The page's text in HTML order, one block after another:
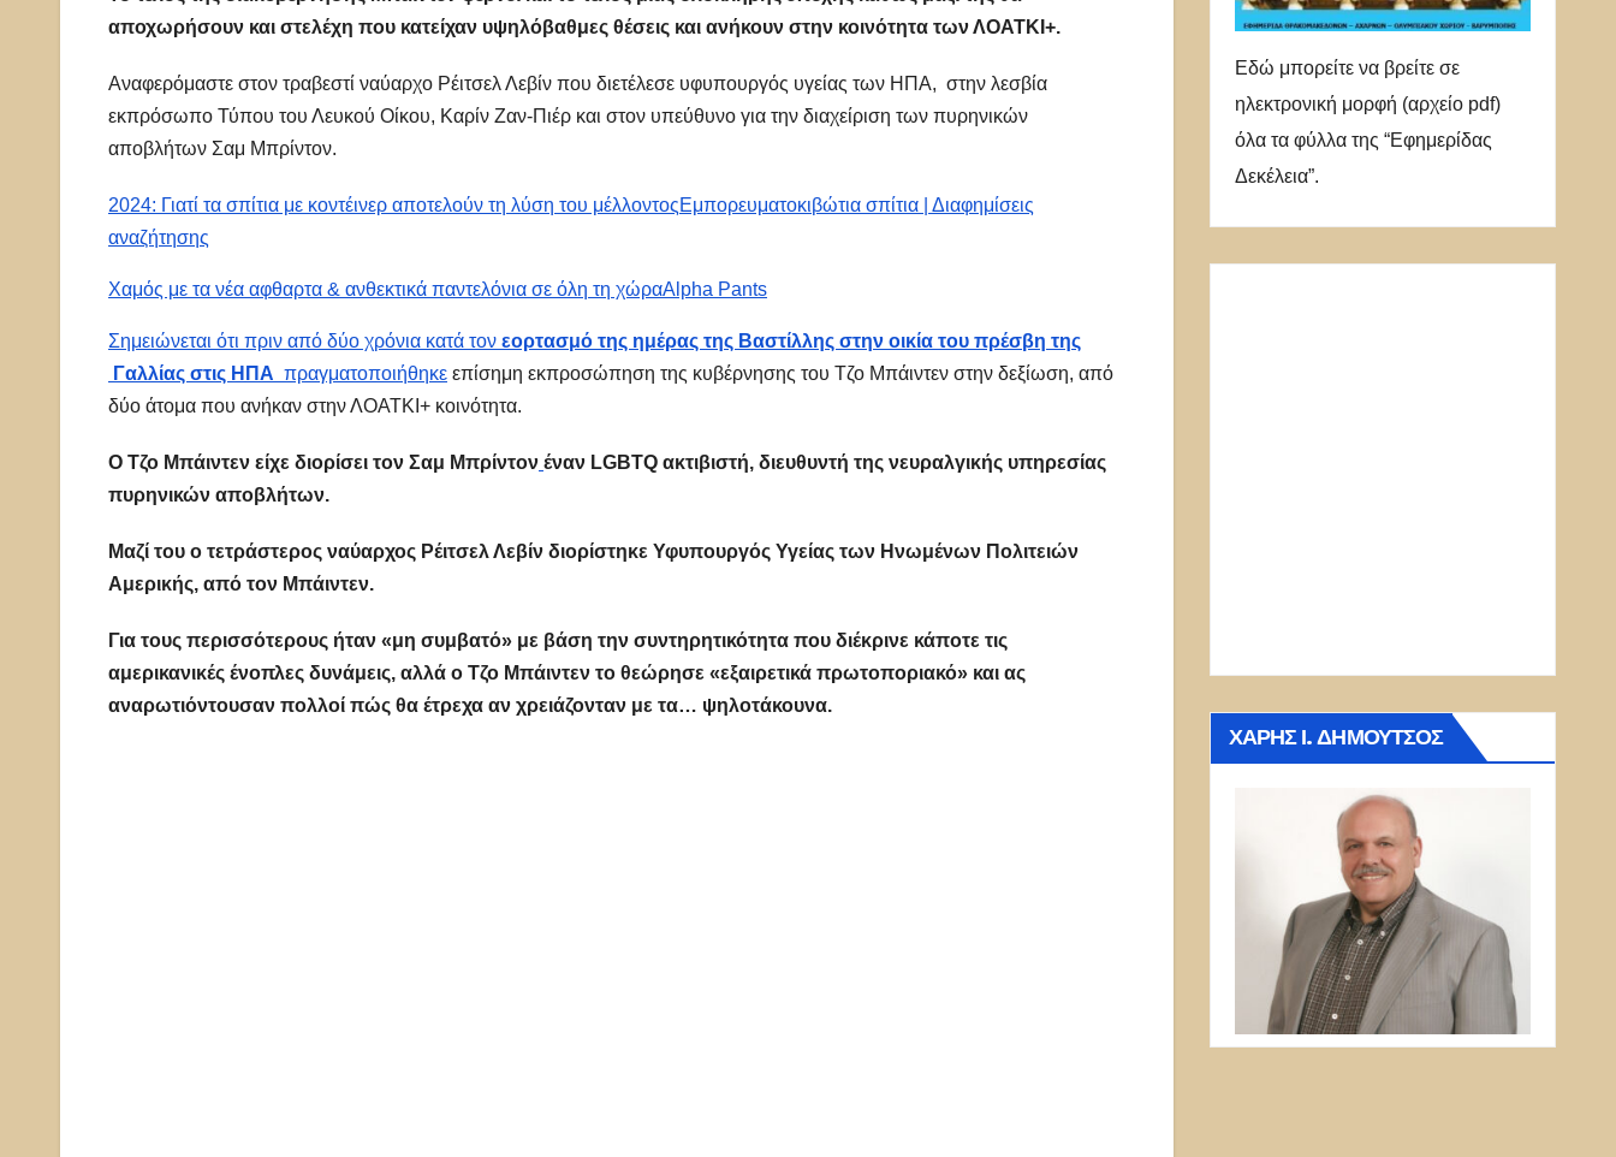
αποχωρήσουν και στελέχη που κατείχαν υψηλόβαθμες θέσεις και ανήκουν στην κοινότητα των ΛΟΑΤΚΙ+.
Αναφερόμαστε στον τραβεστί ναύαρχο Ρέιτσελ Λεβίν που διετέλεσε υφυπουργός υγείας των ΗΠΑ, στην λεσβία
εκπρόσωπο Τύπου του Λευκού Οίκου, Καρίν Ζαν-Πιέρ και στον υπεύθυνο για την διαχείριση των πυρηνικών
αποβλήτων Σαμ Μπρίντον.
2024: Γιατί τα σπίτια με κοντέινερ αποτελούν τη λύση του μέλλοντοςΕμπορευματοκιβώτια σπίτια | Διαφημίσεις
αναζήτησης
Χαμός με τα νέα αφθαρτα & ανθεκτικά παντελόνια σε όλη τη χώραAlpha Pants
Σημειώνεται ότι πριν από δύο χρόνια κατά τον εορτασμό της ημέρας της Βαστίλλης στην οικία του πρέσβη της
Γαλλίας στις ΗΠΑ πραγματοποιήθηκε επίσημη εκπροσώπηση της κυβέρνησης του Τζο Μπάιντεν στην δεξίωση, από
δύο άτομα που ανήκαν στην ΛΟΑΤΚΙ+ κοινότητα.
O Τζο Μπάιντεν είχε διορίσει τον Σαμ Μπρίντον έναν LGBTQ ακτιβιστή, διευθυντή της νευραλγικής υπηρεσίας
πυρηνικών αποβλήτων.
Μαζί του ο τετράστερος ναύαρχος Ρέιτσελ Λεβίν διορίστηκε Υφυπουργός Υγείας των Ηνωμένων Πολιτειών
Αμερικής, από τον Μπάιντεν.
Για τους περισσότερους ήταν «μη συμβατό» με βάση την συντηρητικότητα που διέκρινε κάποτε τις
αμερικανικές ένοπλες δυνάμεις, αλλά ο Τζο Μπάιντεν το θεώρησε «εξαιρετικά πρωτοποριακό» και ας
αναρωτιόντουσαν πολλοί πώς θα έτρεχα αν χρειάζονταν με τα… ψηλοτάκουνα.
Εδώ μπορείτε να βρείτε σε
ηλεκτρονική μορφή (αρχείο pdf)
όλα τα φύλλα της “Εφημερίδας
Δεκέλεια”.
ΧΆΡΗΣ Ι. ΔΗΜΟΎΤΣΟΣ